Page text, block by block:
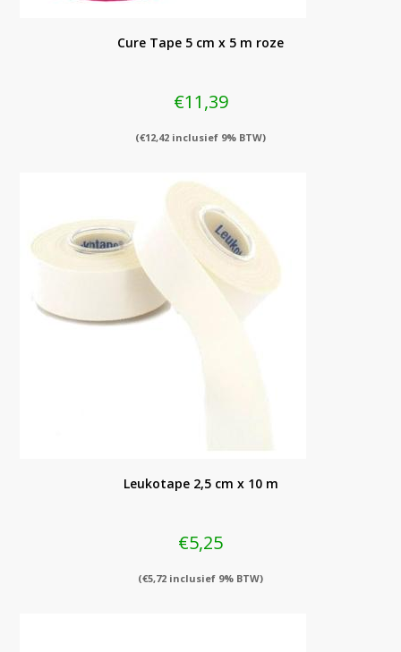
Cure Tape 5 cm x 5 m roze
€11,39
(€12,42 inclusief 9% BTW)
Leukotape 2,5 cm x 10 m
€5,25
(€5,72 inclusief 9% BTW)